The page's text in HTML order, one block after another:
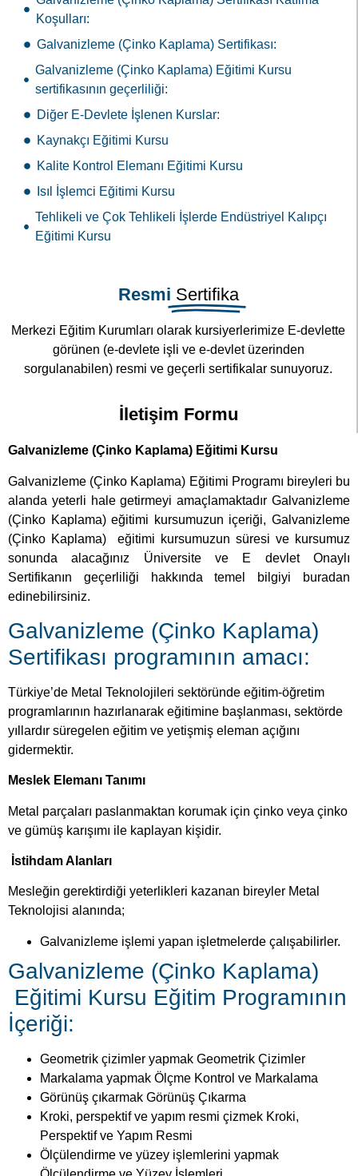
Kalite Kontrol Elemanı Eğitimi Kursu
Eğitimi Kursu
Resmi
Merkezi Eğitim Kurumları olarak kursiyerlerimize E-devlette
görünen (e-devlete işli ve e-devlet üzerinden
sorgulanabilen) resmi ve geçerli sertifikalar sunuyoruz.
Galvanizleme (Çinko Kaplama) Eğitimi Kursu
Galvanizleme (Çinko Kaplama) Eğitimi Programı bireyleri bu
alanda yeterli hale getirmeyi amaçlamaktadır Galvanizleme
(Çinko Kaplama) eğitimi kursumuzun içeriği, Galvanizleme
Sertifikanın geçerliliği hakkında temel bilgiyi buradan
Galvanizleme (Çinko Kaplama)
Sertifikası programının amacı:
Türkiye’de Metal Teknolojileri sektöründe eğitim-öğretim
programlarının hazırlanarak eğitimine başlanması, sektörde
yıllardır süregelen eğitim ve yetişmiş eleman açığını
gidermektir.
Meslek Elemanı Tanımı
Metal parçaları paslanmaktan korumak için çinko veya çinko
ve gümüş karışımı ile kaplayan kişidir.
İstihdam Alanları
Mesleğin gerektirdiği yeterlikleri kazanan bireyler Metal
Teknolojisi alanında;
Galvanizleme işlemi yapan işletmelerde çalışabilirler.
Galvanizleme (Çinko Kaplama)
Eğitimi Kursu Eğitim Programının
İçeriği:
Geometrik çizimler yapmak Geometrik Çizimler
Markalama yapmak Ölçme Kontrol ve Markalama
Görünüş çıkarmak Görünüş Çıkarma
Perspektif ve Yapım Resmi
Ölçülendirme ve yüzey işlemlerini yapmak
Ölçülendirme ve Yüzey İşlemleri
Şekil bozukluğuna uğramış gereçleri doğrultmak
Doğrultma
Eğme-bükme yapmak Eğme-Bükme
Sıçak çekme ile biçimlendirme yapmak Sıcak Çekme
Sıcak bükme, şişirme, köşe çıkarma yapmak Bükme-
Şişirme
Sıcak boğma, burma yapmak Boğma-Burma
Metalleri istenilen sıcaklıkta tavlamak Metalleri